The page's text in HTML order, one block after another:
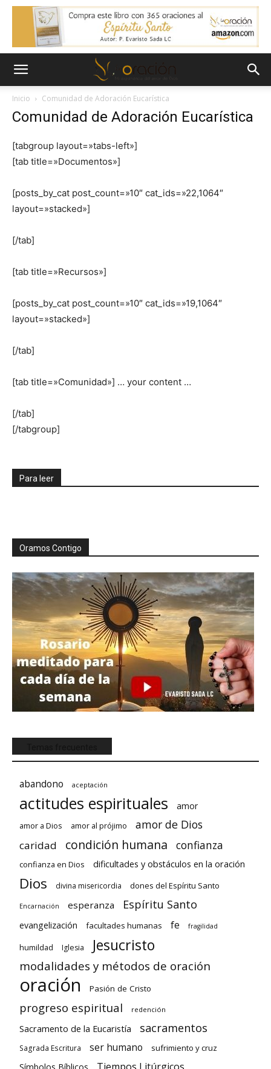
Inicio Comunidad de Adoración Eucarística
Comunidad de Adoración Eucarística
[tabgroup layout=»tabs-left»]
[tab title=»Documentos»]
[posts_by_cat post_count=»10″ cat_ids=»22,1064″
layout=»stacked»]
[/tab]
[tab title=»Recursos»]
[posts_by_cat post_count=»10″ cat_ids=»19,1064″
layout=»stacked»]
[/tab]
[tab title=»Comunidad»] … your content …
[/tab]
[/tabgroup]
Para leer
Oramos Contigo
abandono aceptación
actitudes espirituales amor
amor a Dios amor al prójimo amor de Dios
caridad condición humana confianza
confianza en Dios dificultades y obstáculos en la oración
Dios divina misericordia dones del Espíritu Santo
Encarnación esperanza Espíritu Santo
evangelización facultades humanas fe fragilidad
humildad Iglesia Jesucristo
modalidades y métodos de oración
oración Pasión de Cristo
progreso espiritual redención
Sacramento de la Eucaristía sacramentos
Sagrada Escritura ser humano sufrimiento y cruz